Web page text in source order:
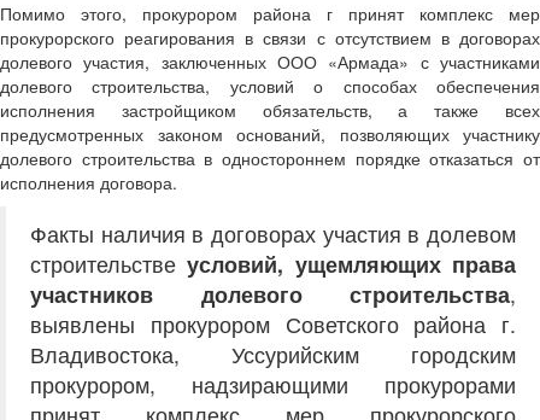
Помимо этого, прокурором района г принят комплекс мер
прокурорского реагирования в связи с отсутствием в договорах
долевого участия, заключенных ООО «Армада» с участниками
долевого строительства, условий о способах обеспечения
исполнения застройщиком обязательств, а также всех
предусмотренных законом оснований, позволяющих участнику
долевого строительства в одностороннем порядке отказаться от
исполнения договора.
Факты наличия в договорах участия в долевом
строительствеусловий, ущемляющих права
участников долевого строительства,
выявлены прокурором Советского района г.
Владивостока, Уссурийским городским
прокурором, надзирающими прокурорами